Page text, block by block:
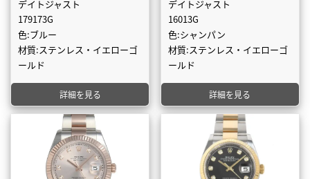
デイトジャスト
179173G
色:ブルー
材質:ステンレス・イエローゴ
ールド
詳細を見る
デイトジャスト
16013G
色:シャンパン
材質:ステンレス・イエローゴ
ールド
詳細を見る